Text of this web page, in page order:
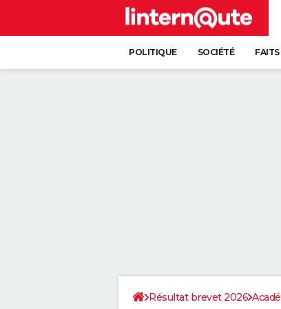
POLITIQUE SOCIÉTÉ FAITS
Résultat brevet 2026